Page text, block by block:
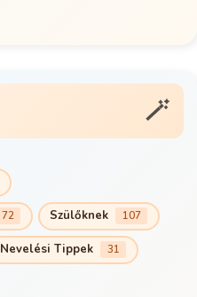
🪄
72 Szülőknek 107
Nevelési Tippek 31